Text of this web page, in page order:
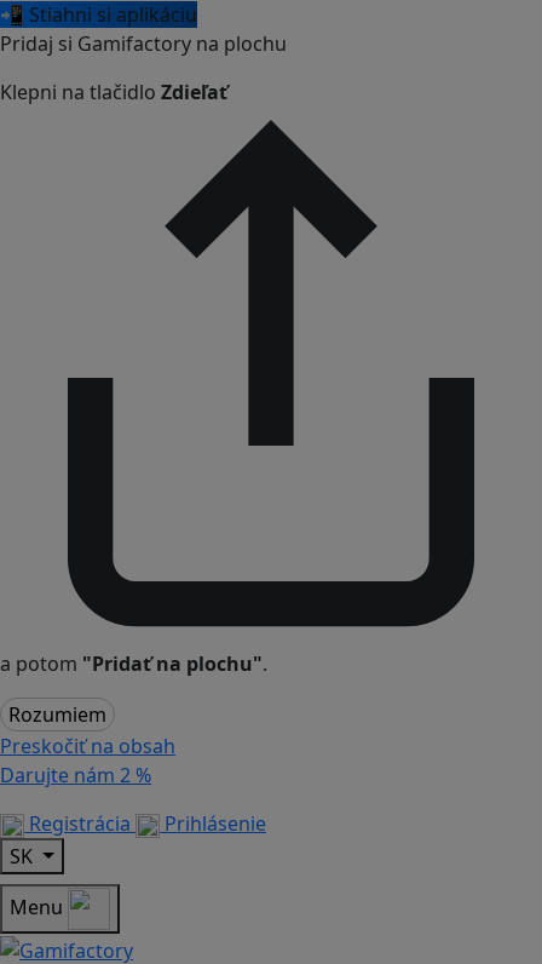
📲 Stiahni si aplikáciu
Pridaj si Gamifactory na plochu
Klepni na tlačidlo Zdieľať
a potom "Pridať na plochu".
Rozumiem
Preskočiť na obsah
Darujte nám 2 %
Registrácia
Prihlásenie
SK
Menu